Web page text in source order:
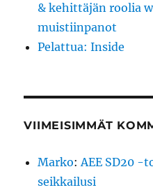
& kehittäjän roolia
muistiinpanot
Pelattua: Inside
VIIMEISIMMÄT
Marko: AEE SD20 -
seikkailusi